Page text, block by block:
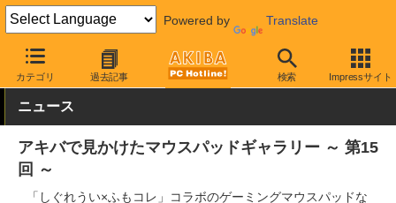
Powered by Translate
カテゴリ 過去記事 検索 Impressサイト
AKIBA PC Hotline! PC周辺機器 マウスパッド
ニュース
アキバで見かけたマウスパッドギャラリー ～ 第15
回 ～
「しぐれうい×ふもコレ」コラボのゲーミングマウスパッドな